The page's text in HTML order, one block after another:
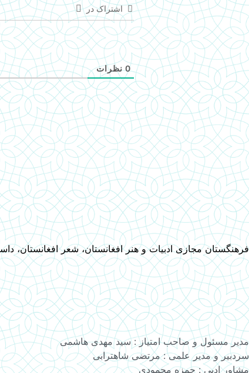
اشتراک در
0نظرات
فرهنگستان مجازی ادبیات و هنر افغانستان، شعر افغانستان،
مدیر مسئول و صاحب امتیاز : سید مهدی هاشمی
سردبیر و مدیر علمی : مرتضی شاهترابی
مشاور ادبی : حمزه محمودی